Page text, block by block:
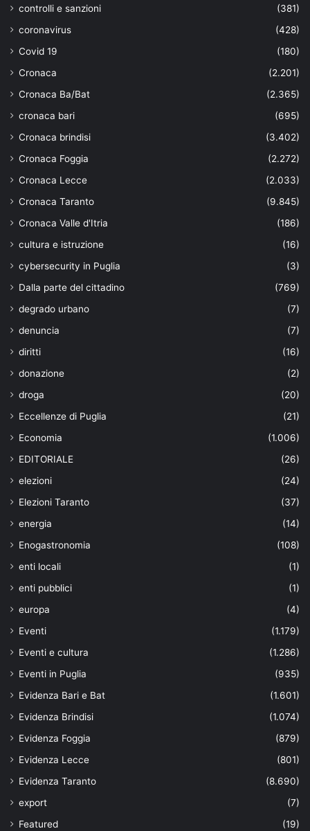
controlli e sanzioni
(381)
coronavirus
(428)
Covid 19
(180)
Cronaca
(2.201)
Cronaca Ba/Bat
(2.365)
cronaca bari
(695)
Cronaca brindisi
(3.402)
Cronaca Foggia
(2.272)
Cronaca Lecce
(2.033)
Cronaca Taranto
(9.845)
Cronaca Valle d'Itria
(186)
cultura e istruzione
(16)
cybersecurity in Puglia
(3)
Dalla parte del cittadino
(769)
degrado urbano
(7)
denuncia
(7)
diritti
(16)
donazione
(2)
droga
(20)
Eccellenze di Puglia
(21)
Economia
(1.006)
EDITORIALE
(26)
elezioni
(24)
Elezioni Taranto
(37)
energia
(14)
Enogastronomia
(108)
enti locali
(1)
enti pubblici
(1)
europa
(4)
Eventi
(1.179)
Eventi e cultura
(1.286)
Eventi in Puglia
(935)
Evidenza Bari e Bat
(1.601)
Evidenza Brindisi
(1.074)
Evidenza Foggia
(879)
Evidenza Lecce
(801)
Evidenza Taranto
(8.690)
export
(7)
Featured
(19)